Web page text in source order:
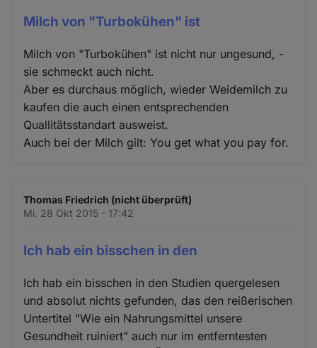
Milch von "Turbokühen" ist
Milch von "Turbokühen" ist nicht nur ungesund, -
sie schmeckt auch nicht.
Aber es durchaus möglich, wieder Weidemilch zu
kaufen die auch einen entsprechenden
Quallitätsstandart ausweist.
Auch bei der Milch gilt: You get what you pay for.
Thomas Friedrich (nicht überprüft)
Mi. 28 Okt 2015 - 17:42
Ich hab ein bisschen in den
Ich hab ein bisschen in den Studien quergelesen
und absolut nichts gefunden, das den reißerischen
Untertitel "Wie ein Nahrungsmittel unsere
Gesundheit ruiniert" auch nur im entferntesten